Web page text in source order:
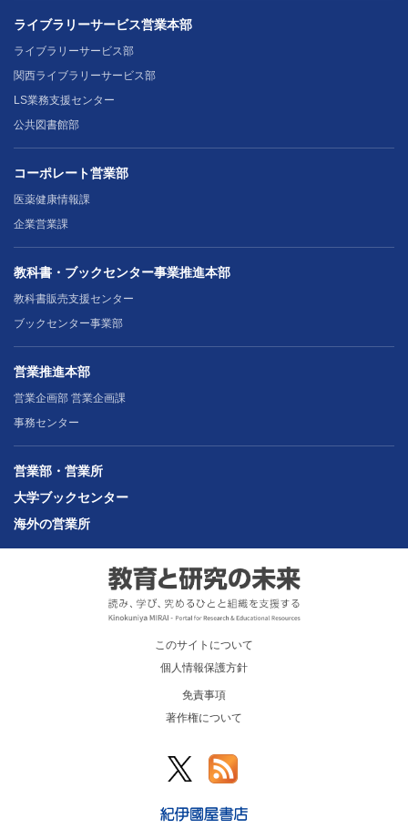
ライブラリーサービス営業本部
ライブラリーサービス部
関西ライブラリーサービス部
LS業務支援センター
公共図書館部
コーポレート営業部
医薬健康情報課
企業営業課
教科書・ブックセンター事業推進本部
教科書販売支援センター
ブックセンター事業部
営業推進本部
営業企画部 営業企画課
事務センター
営業部・営業所
大学ブックセンター
海外の営業所
このサイトについて
個人情報保護方針
免責事項
著作権について